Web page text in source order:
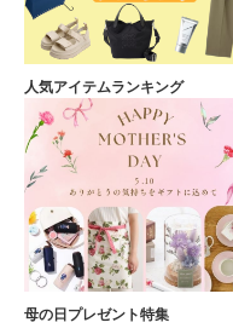
人気アイテムランキング
母の日プレゼント特集